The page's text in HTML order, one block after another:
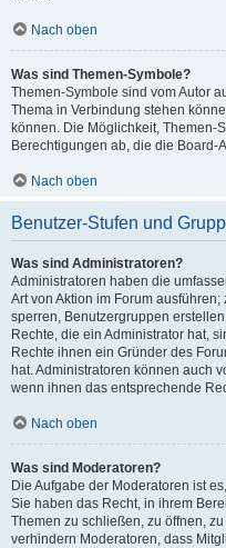
Nach oben
Was sind Themen-Symbole?
Themen-Symbole sind vom Autor
Thema in Verbindung stehen
können. Die Möglichkeit, Themen-
Berechtigungen ab, die die Board-
Nach oben
Benutzer-Stufen und
Was sind Administratoren?
Administratoren haben die
Art von Aktion im Forum
sperren, Benutzergruppen
Rechte, die ein Administrator hat,
Rechte ihnen ein Gründer des
hat. Administratoren können auch
wenn ihnen das entsprechende
Nach oben
Was sind Moderatoren?
Die Aufgabe der Moderatoren ist
Sie haben das Recht, in ihrem
Themen zu schließen, zu öffnen,
verhindern Moderatoren, dass